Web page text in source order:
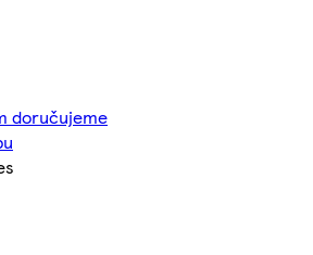
doručujeme